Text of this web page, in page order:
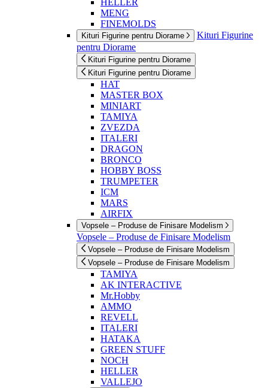
HELLER
MENG
FINEMOLDS
Kituri Figurine pentru Diorame
Kituri Figurine
pentru Diorame
Kituri Figurine pentru Diorame
Kituri Figurine pentru Diorame
HAT
MASTER BOX
MINIART
TAMIYA
ZVEZDA
ITALERI
DRAGON
BRONCO
HOBBY BOSS
TRUMPETER
ICM
MARS
AIRFIX
Vopsele – Produse de Finisare Modelism
Vopsele – Produse de Finisare Modelism
Vopsele – Produse de Finisare Modelism
Vopsele – Produse de Finisare Modelism
TAMIYA
AK INTERACTIVE
Mr.Hobby
AMMO
REVELL
ITALERI
HATAKA
GREEN STUFF
NOCH
HELLER
VALLEJO